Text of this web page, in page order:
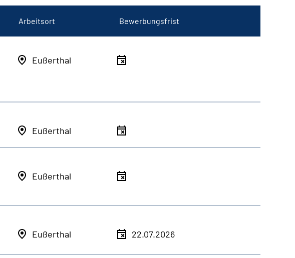
Arbeitsort Bewerbungsfrist
Eußerthal
Eußerthal
Eußerthal
Eußerthal 22.07.2026